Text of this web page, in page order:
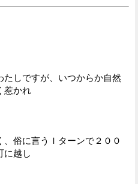
しですが、いつからか自然
惹かれ
俗に言うＩターンで２００
に越し